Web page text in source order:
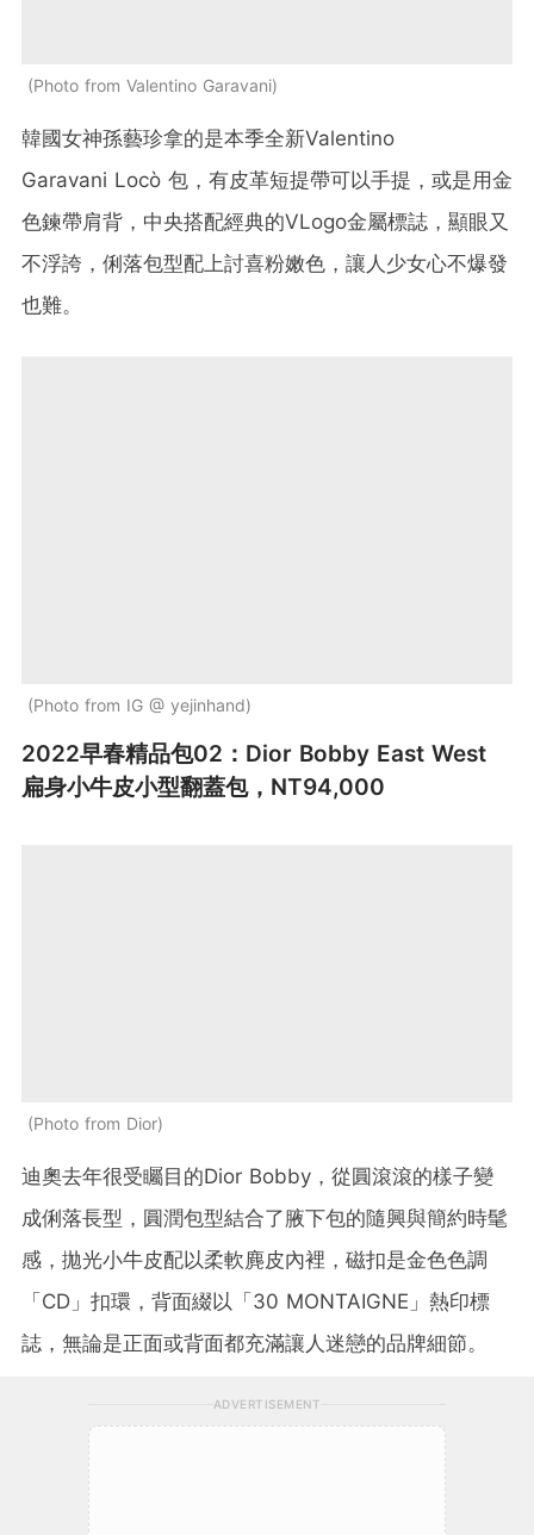
Photo from Valentino Garavani
韓國女神孫藝珍拿的是本季全新Valentino
Garavani Locò 包，有皮革短提帶可以手提，或是用金
色鍊帶肩背，中央搭配經典的VLogo金屬標誌，顯眼又
不浮誇，俐落包型配上討喜粉嫩色，讓人少女心不爆發
也難。
Photo from IG @ yejinhand
2022早春精品包02：Dior Bobby East West
扁身小牛皮小型翻蓋包，NT94,000
Photo from Dior
迪奧去年很受矚目的Dior Bobby，從圓滾滾的樣子變
成俐落長型，圓潤包型結合了腋下包的隨興與簡約時髦
感，拋光小牛皮配以柔軟麂皮內裡，磁扣是金色色調
「CD」扣環，背面綴以「30 MONTAIGNE」熱印標
誌，無論是正面或背面都充滿讓人迷戀的品牌細節。
ADVERTISEMENT